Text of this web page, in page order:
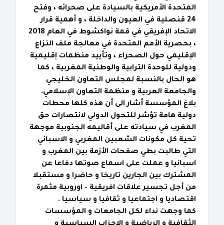
المتحدة الأمريكية بالسيادة على صحرائه ، وفتح
24 قنصلية في العيون والداخلة ، و أهمية قرار
الاتحاد الإفريقي في قمة نواكشوط في العام 2018
، بحصرية الأمم المتحدة في معالجة ملف النزاع
الإقليمي حول الصحراء ، وتأييد منظمات إقليمية
ودولية للوحدة الترابية والوطنية المغربية ، كما
هو الحال بالنسبة لمجلس التعاون الخليجي
والجامعة العربية و منظمة التعاون الإسلامي.
بلاغ المؤسسة أشار الى أن هذه كلها محطات
دولية هامة تؤشر للتحول الدولي لانتصارات حق
المغرب في سيادته على أقاليمه الجنوبية موجهة
تحية كل مكونات الشعبين المغربي و الاسباني
التي طالبت بطي صفحات الأزمة بين المغرب و
اسبانيا و عملت على اسماع صوتها دفاعا عن
المشترك بين الجارين تاريخا و حاضرا و مستقبلا
من أجل تجسير علاقات افريقية – اوروبية مثمرة
اقتصاديا و اجتماعيا و ثقافيا و سياسيا .
كما وجهت نداء لكل الجامعات و المؤسسات